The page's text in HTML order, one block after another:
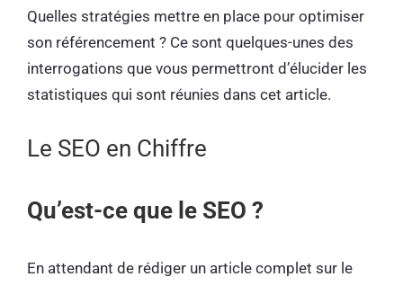
Quelles stratégies mettre en place pour optimiser
son référencement ? Ce sont quelques-unes des
interrogations que vous permettront d’élucider les
statistiques qui sont réunies dans cet article.
Le SEO en Chiffre
Qu’est-ce que le SEO ?
En attendant de rédiger un article complet sur le